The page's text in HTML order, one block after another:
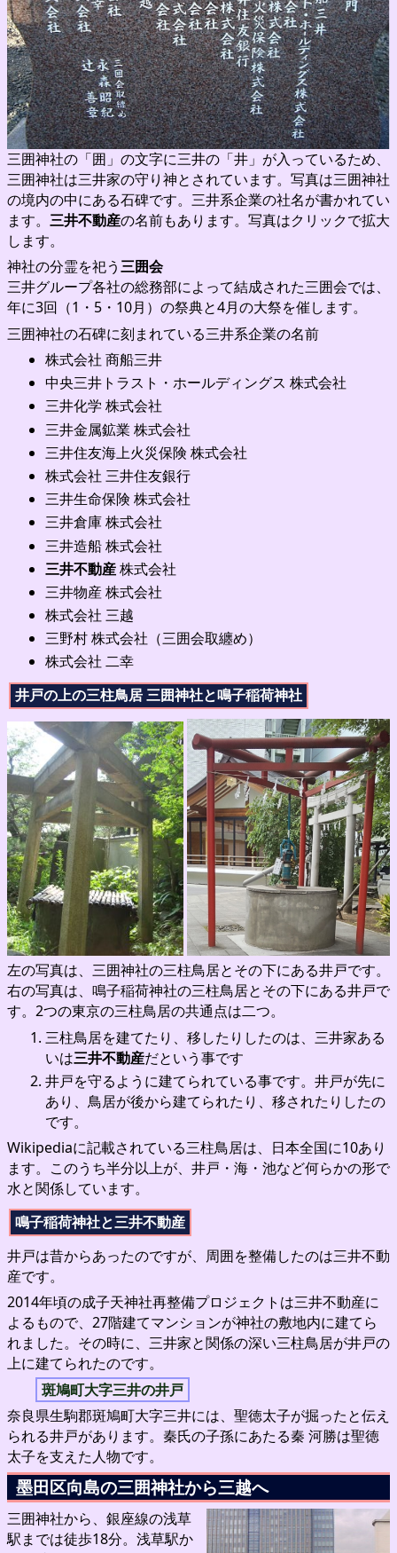
三囲神社の「囲」の文字に三井の「井」が入っているため、
三囲神社は三井家の守り神とされています。写真は三囲神社
の境内の中にある石碑です。三井系企業の社名が書かれてい
ます。 三井不動産の名前もあります。写真はクリックで拡大
します。
神社の分霊を祀う三囲会
三井グループ各社の総務部によって結成された三囲会では、
年に3回（1・5・10月）の祭典と4月の大祭を催します。
三囲神社の石碑に刻まれている三井系企業の名前
株式会社 商船三井
中央三井トラスト・ホールディングス 株式会社
三井化学 株式会社
三井金属鉱業 株式会社
三井住友海上火災保険 株式会社
株式会社 三井住友銀行
三井生命保険 株式会社
三井倉庫 株式会社
三井造船 株式会社
三井不動産株式会社
三井物産 株式会社
株式会社 三越
三野村 株式会社（三囲会取纏め）
株式会社 二幸
井戸の上の三柱鳥居 三囲神社と鳴子稲荷神社
左の写真は、三囲神社の三柱鳥居とその下にある井戸です。
右の写真は、鳴子稲荷神社の三柱鳥居とその下にある井戸で
す。2つの東京の三柱鳥居の共通点は二つ。
三柱鳥居を建てたり、移したりしたのは、三井家ある
いは三井不動産だという事です
井戸を守るように建てられている事です。井戸が先に
あり、鳥居が後から建てられたり、移されたりしたの
です。
Wikipediaに記載されている三柱鳥居は、日本全国に10あり
ます。このうち半分以上が、井戸・海・池など何らかの形で
水と関係しています。
鳴子稲荷神社と三井不動産
井戸は昔からあったのですが、周囲を整備したのは三井不動
産です。
2014年頃の成子天神社再整備プロジェクトは三井不動産に
よるもので、27階建てマンションが神社の敷地内に建てら
れました。その時に、三井家と関係の深い三柱鳥居が井戸の
上に建てられたのです。
斑鳩町大字三井の井戸
奈良県生駒郡斑鳩町大字三井には、聖徳太子が掘ったと伝え
られる井戸があります。秦氏の子孫にあたる秦 河勝は聖徳
太子を支えた人物です。
墨田区向島の三囲神社から三越へ
三囲神社から、銀座線の浅草
駅までは徒歩18分。浅草駅か